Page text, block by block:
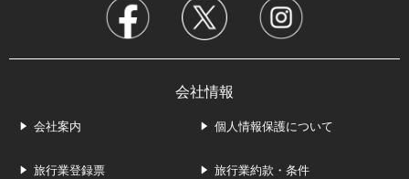
会社情報
会社案内 個人情報保護について
旅行業登録票 旅行業約款・条件